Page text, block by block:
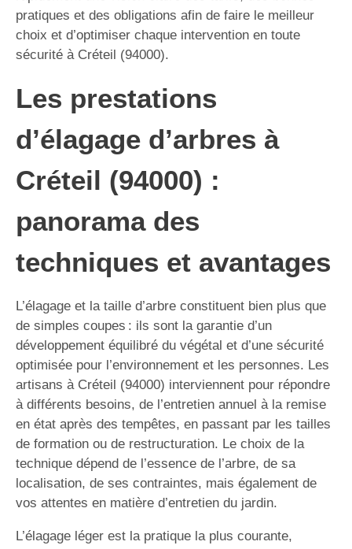
pratiques et des obligations afin de faire le meilleur
choix et d’optimiser chaque intervention en toute
sécurité à Créteil (94000).
Les prestations
d’élagage d’arbres à
Créteil (94000) :
panorama des
techniques et avantages
L’élagage et la taille d’arbre constituent bien plus que
de simples coupes : ils sont la garantie d’un
développement équilibré du végétal et d’une sécurité
optimisée pour l’environnement et les personnes. Les
artisans à Créteil (94000) interviennent pour répondre
à différents besoins, de l’entretien annuel à la remise
en état après des tempêtes, en passant par les tailles
de formation ou de restructuration. Le choix de la
technique dépend de l’essence de l’arbre, de sa
localisation, de ses contraintes, mais également de
vos attentes en matière d’entretien du jardin.
L’élagage léger est la pratique la plus courante,